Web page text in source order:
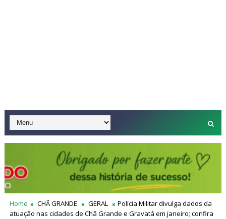
Home CHÃ GRANDE GERAL
Polícia Militar divulga dados da
atuação nas cidades de Chã Grande e Gravatá em janeiro; confira